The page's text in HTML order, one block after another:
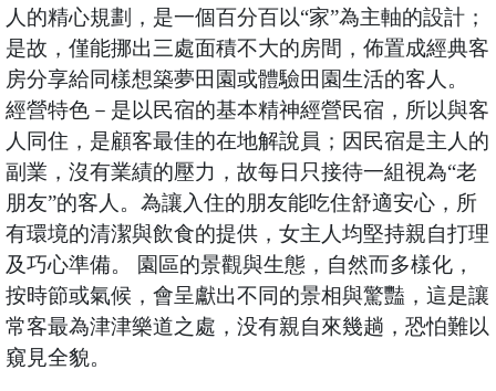
人的精心規劃，是一個百分百以“家”為主軸的設計；
是故，僅能挪出三處面積不大的房間，佈置成經典客
房分享給同樣想築夢田園或體驗田園生活的客人。
經營特色－是以民宿的基本精神經營民宿，所以與客
人同住，是顧客最佳的在地解說員；因民宿是主人的
副業，沒有業績的壓力，故每日只接待一組視為“老
朋友”的客人。為讓入住的朋友能吃住舒適安心，所
有環境的清潔與飲食的提供，女主人均堅持親自打理
及巧心準備。 園區的景觀與生態，自然而多樣化，
按時節或氣候，會呈獻出不同的景相與驚豔，這是讓
常客最為津津樂道之處，没有親自來幾趟，恐怕難以
窺見全貌。